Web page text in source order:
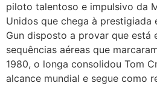
piloto talentoso e impulsivo da
Unidos que chega à prestigiada
Gun disposto a provar que está
sequências aéreas que
1980, o longa consolidou Tom
alcance mundial e segue como